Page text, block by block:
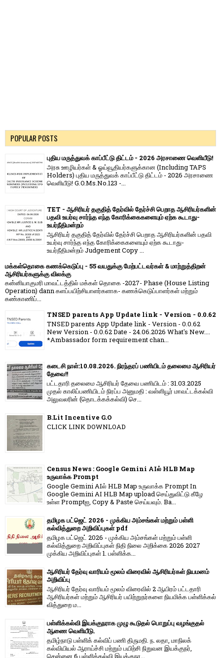
POPULAR POSTS
புதிய மருத்துவக் காப்பீட்டு திட்டம் - 2026 அரசாணை வெளியீடு!
அரசு ஊழியர்கள் & ஓய்வூதியர்களுக்கான (Including TAPS
Holders) புதிய மருத்துவக் காப்பீட்டு திட்டம் - 2026 அரசாணை
வெளியீடு! G.O.Ms.No.123 -...
TET - ஆசிரியர் தகுதித் தேர்வில் தேர்ச்சி பெறாத ஆசிரியர்களின்
பதவி உயர்வு சார்ந்த எந்த கோரிக்கைகளையும் ஏற்க கூடாது-
உயர்நீதிமன்றம்
ஆசிரியர் தகுதித் தேர்வில் தேர்ச்சி பெறாத ஆசிரியர்களின் பதவி
உயர்வு சார்ந்த எந்த கோரிக்கைகளையும் ஏற்க கூடாது-
உயர்நீதிமன்றம் Judgement Copy ...
மக்கள்தொகை கணக்கெடுப்பு - 55 வயதுக்கு மேற்பட்டவர்கள் & மாற்றுத்திறன்
ஆசிரியர்களுக்கு விலக்கு
கன்னியாகுமரி மாவட்டத்தில் மக்கள் தொகை -2027- Phase (House Listing
Operation) dann களப்பயிற்சியாளர்களாக- கணக்கெடுப்பாளர்கள் மற்றும்
கண்காணிப்...
TNSED parents App Update link - Version - 0.0.62
TNSED parents App Update link - Version - 0.0.62
New Version - 0.0.62 Date - 24.06.2026 What's New....
*Ambassador form requirement chan...
கடைசி நாள்:10.08.2026. நிரந்தரப் பணியிடம் தலைமை ஆசிரியர்
தேவை!!
பட்டதாரி தலைமை ஆசிரியர் தேவை பணியிடம் : 31.03.2025
முதல் காலிப்பணியிடம் நிரப்ப அனுமதி : வள்ளியூர் மாவட்டக்கல்வி
அலுவலரின் (தொடக்கக்கல்வி) செ...
B.Lit Incentive G.O
CLICK LINK DOWNLOAD
Census News : Google Gemini AIல் HLB Map
உருவாக்க Prompt
Google Gemini AIல் HLB Map உருவாக்க Prompt In
Google Gemini AI HLB Map upload செய்துவிட்டு கீழே
உள்ள Promptஐ, Copy & Paste செய்யவும். Ba...
தமிழக பட்ஜெட் 2026 - முக்கிய அம்சங்கள் மற்றும் பள்ளி
கல்வித்துறை அறிவிப்புகள் pdf
தமிழக பட்ஜெட் 2026 - முக்கிய அம்சங்கள் மற்றும் பள்ளி
கல்வித்துறை அறிவிப்புகள் நிதி நிலை அறிக்கை 2026 2027
முக்கிய அறிவிப்புகள் 1. பள்ளிக்க...
ஆசிரியர் தேர்வு வாரியம் மூலம் விரைவில் ஆசிரியர்கள் நியமனம்
அறிவிப்பு
ஆசிரியர் தேர்வு வாரி​யம் மூலம் விரை​வில் 2 ஆயிரம் பட்​ட​தாரி
ஆசிரியர்​கள் மற்​றும் ஆசிரியர் பயிற்றுநர்​களை நியமிக்க பள்​ளிக்​கல்​
வித்​துறை ம...
பள்ளிக்கல்வி இயக்குநராக முழு கூடுதல் பொறுப்பு வழங்குதல்
ஆணை வெளியீடு.
தமிழ்நாடு பள்ளிக் கல்விப் பணி திருமதி. ந. லதா, மாநிலக்
கல்வியியல் ஆராய்ச்சி மற்றும் பயிற்சி நிறுவன இயக்குநர்,
சென்னை 6 பள்ளிக்கல்வி இயக்குநர...